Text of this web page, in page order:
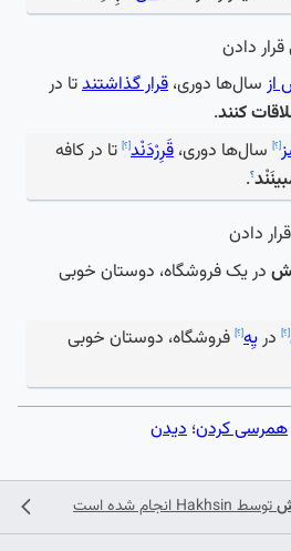
دادن
از سال‌ها دوری، قرار گذاشتندتا در
کنند.
[؟] سال‌ها دوری، قَرِرْدَنْد[؟] تا در کافه
؟.
دادن
در یک فروشگاه، دوستان خوبی
[؟] دریِه[؟] فروشگاه، دوستان خوبی
همرسی کردن؛ دیدن
توسطHakhsinانجام شده است